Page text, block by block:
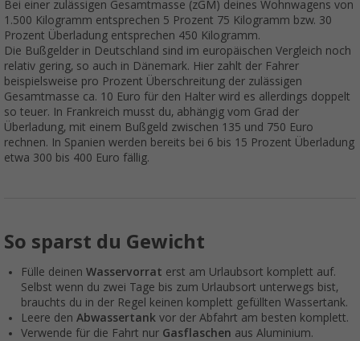
Bei einer zulässigen Gesamtmasse (zGM) deines Wohnwagens von
1.500 Kilogramm entsprechen 5 Prozent 75 Kilogramm bzw. 30
Prozent Überladung entsprechen 450 Kilogramm.
Die Bußgelder in Deutschland sind im europäischen Vergleich noch
relativ gering, so auch in Dänemark. Hier zahlt der Fahrer
beispielsweise pro Prozent Überschreitung der zulässigen
Gesamtmasse ca. 10 Euro für den Halter wird es allerdings doppelt
so teuer. In Frankreich musst du, abhängig vom Grad der
Überladung, mit einem Bußgeld zwischen 135 und 750 Euro
rechnen. In Spanien werden bereits bei 6 bis 15 Prozent Überladung
etwa 300 bis 400 Euro fällig.
So sparst du Gewicht
Fülle deinen Wasservorrat erst am Urlaubsort komplett auf.
Selbst wenn du zwei Tage bis zum Urlaubsort unterwegs bist,
brauchts du in der Regel keinen komplett gefüllten Wassertank.
Leere den Abwassertank vor der Abfahrt am besten komplett.
Verwende für die Fahrt nur Gasflaschen aus Aluminium.